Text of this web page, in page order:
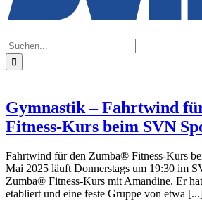
Suche
nach:
Gymnastik – Fahrtwind
Fitness-Kurs beim SVN
Fahrtwind für den Zumba® Fitness-Kurs
Mai 2025 läuft Donnerstags um 19:30 im
Zumba® Fitness-Kurs mit Amandine. Er
etabliert und eine feste Gruppe von etwa